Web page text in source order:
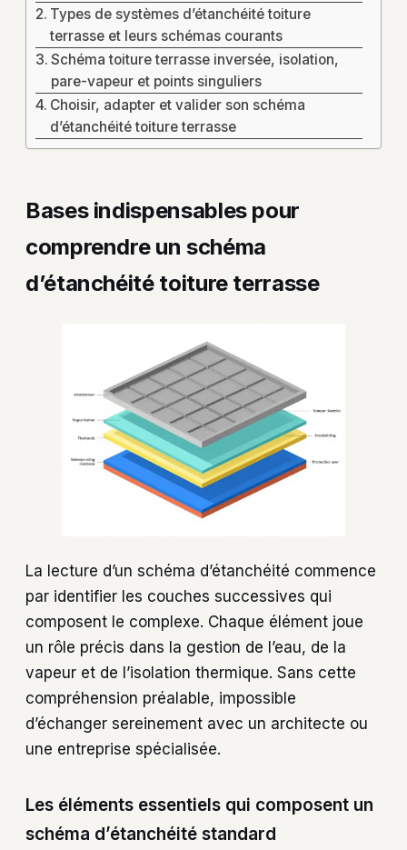
Types de systèmes d’étanchéité toiture
terrasse et leurs schémas courants
Schéma toiture terrasse inversée, isolation,
pare-vapeur et points singuliers
Choisir, adapter et valider son schéma
d’étanchéité toiture terrasse
Bases indispensables pour
comprendre un schéma
d’étanchéité toiture terrasse
La lecture d’un schéma d’étanchéité commence
par identifier les couches successives qui
composent le complexe. Chaque élément joue
un rôle précis dans la gestion de l’eau, de la
vapeur et de l’isolation thermique. Sans cette
compréhension préalable, impossible
d’échanger sereinement avec un architecte ou
une entreprise spécialisée.
Les éléments essentiels qui composent un
schéma d’étanchéité standard